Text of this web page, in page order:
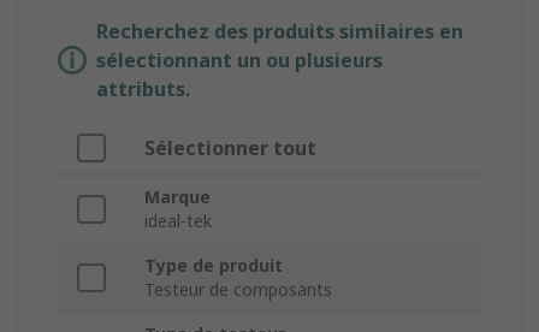
Recherchez des produits similaires en
sélectionnant un ou plusieurs
attributs.
Sélectionner tout
Marque
ideal-tek
Type de produit
Testeur de composants